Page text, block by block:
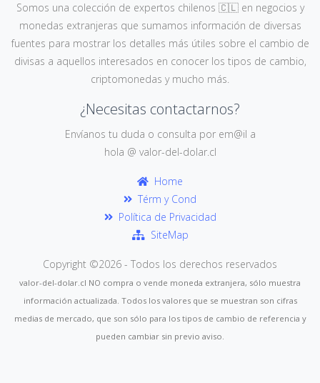
Somos una colección de expertos chilenos 🇨🇱 en negocios y
monedas extranjeras que sumamos información de diversas
fuentes para mostrar los detalles más útiles sobre el cambio de
divisas a aquellos interesados en conocer los tipos de cambio,
criptomonedas y mucho más.
¿Necesitas contactarnos?
Envíanos tu duda o consulta por em@il a
hola @ valor-del-dolar.cl
Home
Térm y Cond
Política de Privacidad
SiteMap
Copyright ©2026 - Todos los derechos reservados
valor-del-dolar.cl NO compra o vende moneda extranjera, sólo muestra
información actualizada. Todos los valores que se muestran son cifras
medias de mercado, que son sólo para los tipos de cambio de referencia y
pueden cambiar sin previo aviso.